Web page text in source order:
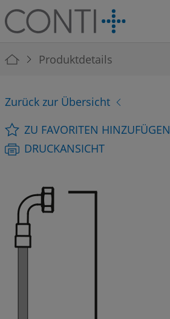
Skip to main navigation
Skip to main content
Skip to page footer
You are here:
Produktdetails
Zurück zur Übersicht
ZU FAVORITEN HINZUFÜGEN
DRUCKANSICHT